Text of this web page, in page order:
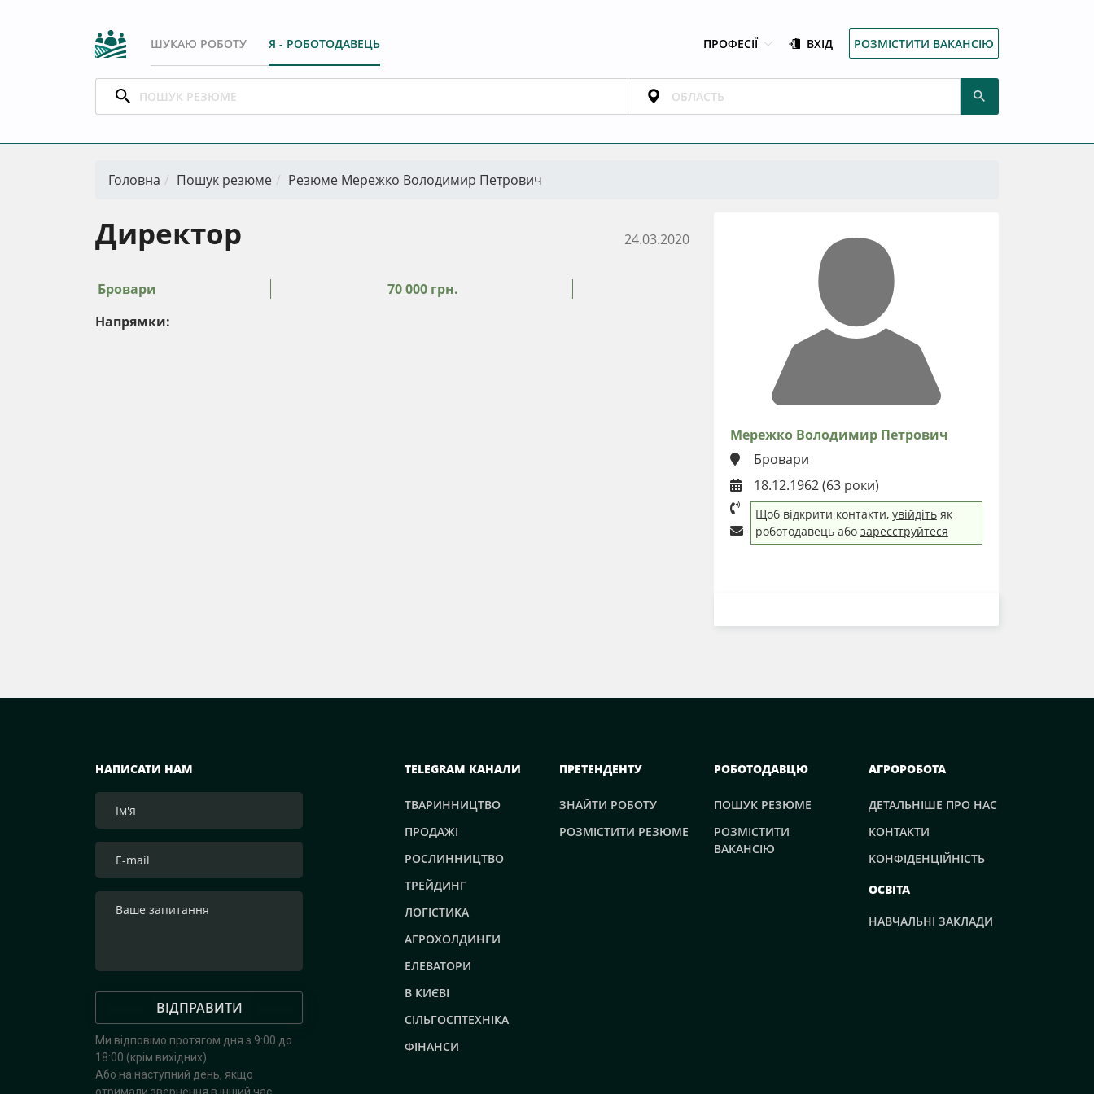
ШУКАЮ РОБОТУ Я - РОБОТОДАВЕЦЬ ПРОФЕСІЇ ВХІД РОЗМІСТИТИ ВАКАНСІЮ
Головна Пошук резюме Резюме Мережко Володимир Петрович
Директор 24.03.2020
Бровари
70 000 грн.
Напрямки:
Мережко Володимир Петрович
Бровари
18.12.1962 (63 роки)
Щоб відкрити контакти, увійдітьяк
роботодавець або зареєструйтеся
НАПИСАТИ НАМ
ВІДПРАВИТИ
Ми відповімо протягом дня з 9:00 до
18:00 (крім вихідних).
Або на наступний день, якщо
TELEGRAM КАНАЛИ
ТВАРИННИЦТВО
ПРОДАЖІ
РОСЛИННИЦТВО
ТРЕЙДИНГ
ЛОГІСТИКА
АГРОХОЛДИНГИ
ЕЛЕВАТОРИ
В КИЄВІ
СІЛЬГОСПТЕХНІКА
ФІНАНСИ
ПРЕТЕНДЕНТУ
ЗНАЙТИ РОБОТУ
РОЗМІСТИТИ РЕЗЮМЕ
РОБОТОДАВЦЮ
ПОШУК РЕЗЮМЕ
РОЗМІСТИТИ
ВАКАНСІЮ
АГРОРОБОТА
ДЕТАЛЬНІШЕ ПРО НАС
КОНТАКТИ
КОНФІДЕНЦІЙНІСТЬ
ОСВІТА
НАВЧАЛЬНІ ЗАКЛАДИ